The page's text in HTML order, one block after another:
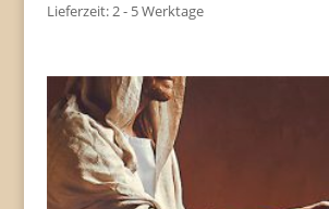
Lieferzeit:2 - 5 Werktage